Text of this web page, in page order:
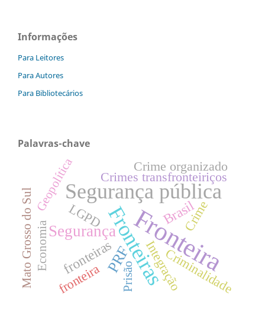
Informações
Para Leitores
Para Autores
Para Bibliotecários
Palavras-chave
Fronteira
Fronteiras
Segurança pública
Segurança
PRF
Brasil
fronteiras IntegraçãoCriminalidade
Crimes transfronteiriços
Crime organizado
LGPD Crime
fronteira
Geopolítica
Mato Grosso do Sul Prisão
Economia